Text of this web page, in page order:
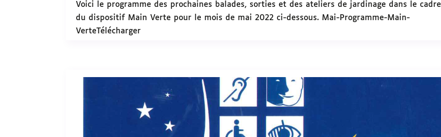
Voici le programme des prochaines balades, sorties et des ateliers de jardinage dans le cadre
du dispositif Main Verte pour le mois de mai 2022 ci-dessous. Mai-Programme-Main-
VerteTélécharger